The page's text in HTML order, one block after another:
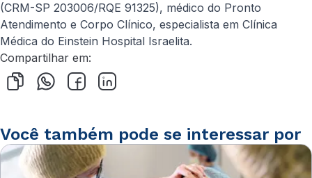
(CRM-SP 203006/RQE 91325), médico do Pronto
Atendimento e Corpo Clínico, especialista em Clínica
Médica do Einstein Hospital Israelita.
Compartilhar em:
Você também pode se interessar por